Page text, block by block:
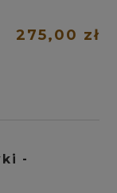
275,00 zł
-